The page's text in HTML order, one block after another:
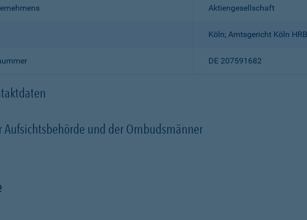
Aktiengesellschaft
Köln; Amtsgericht Köln
DE 207591682
Aufsichtsbehörde und der Ombudsmänner